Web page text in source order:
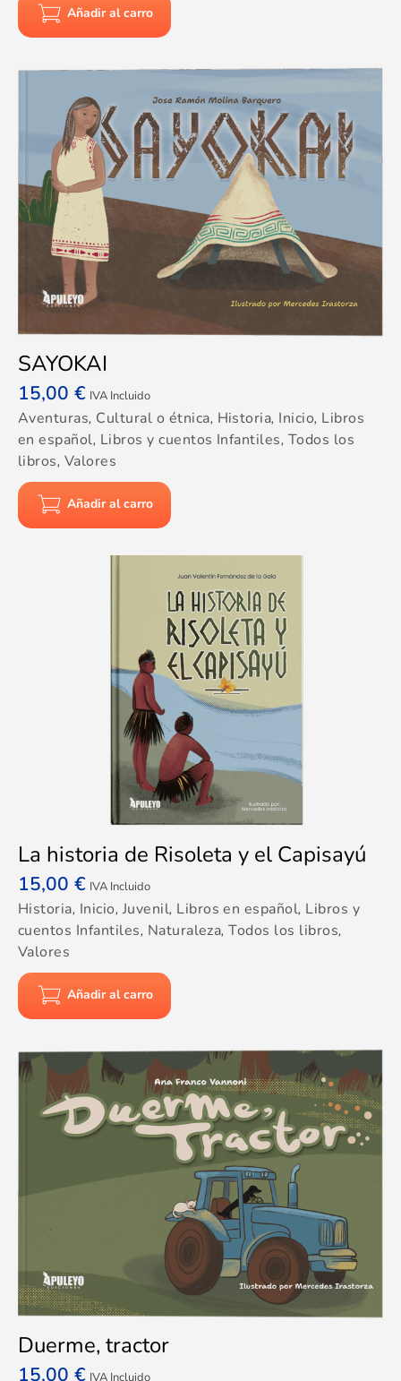
Añadir al carro
SAYOKAI
15,00 € IVA Incluido
Aventuras, Cultural o étnica, Historia, Inicio, Libros
en español, Libros y cuentos Infantiles, Todos los
libros, Valores
Añadir al carro
La historia de Risoleta y el Capisayú
15,00 € IVA Incluido
Historia, Inicio, Juvenil, Libros en español, Libros y
cuentos Infantiles, Naturaleza,Todos los libros,
Valores
Añadir al carro
Duerme, tractor
15,00 € IVA Incluido